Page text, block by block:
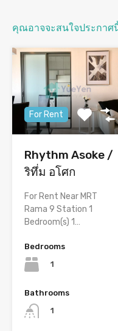
คุณอาจจะสนใจประกาศ
For Rent
Rhythm Asoke /
ริทึ่ม อโศก
For Rent Near MRT
Rama 9 Station 1
Bedroom(s) 1…
Bedrooms
1
Bathrooms
1